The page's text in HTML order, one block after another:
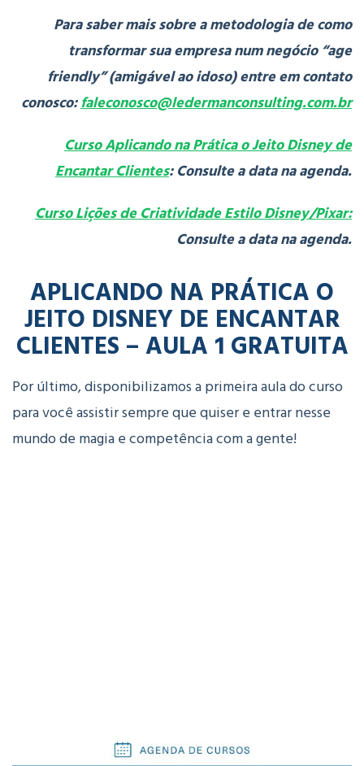
Para saber mais sobre a metodologia de como
transformar sua empresa num negócio “age
friendly” (amigável ao idoso) entre em contato
conosco:faleconosco@ledermanconsulting.com.br
Curso Aplicando na Prática o Jeito Disney de
Encantar Clientes: Consulte a data na agenda.
Curso Lições de Criatividade Estilo Disney/Pixar:
Consulte a data na agenda.
APLICANDO NA PRÁTICA O
JEITO DISNEY DE ENCANTAR
CLIENTES – AULA 1 GRATUITA
Por último, disponibilizamos a primeira aula do curso
para você assistir sempre que quiser e entrar nesse
mundo de magia e competência com a gente!